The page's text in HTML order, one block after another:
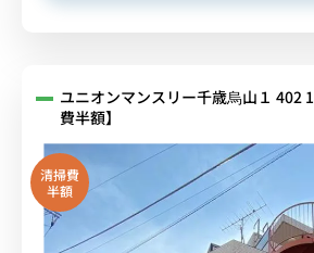
ユニオンマンスリー千歳烏山１ 402
費半額】
清掃費
半額